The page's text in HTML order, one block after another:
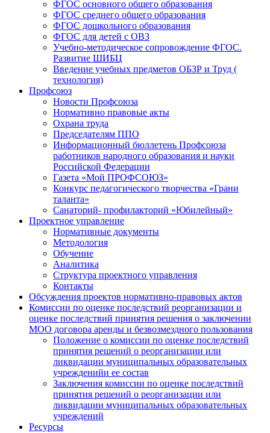
ФГОС основного общего образования
ФГОС среднего общего образования
ФГОС дошкольного образования
ФГОС для детей с ОВЗ
Учебно-методическое сопровождение ФГОС.
Развитие ШИБЦ
Введение учебных предметов ОБЗР и Труд (
технология)
Профсоюз
Новости Профсоюза
Нормативно правовые акты
Охрана труда
Председателям ППО
Информационный бюллетень Профсоюза
работников народного образования и науки
Российской Федерации
Газета «Мой ПРОФСОЮЗ»
Конкурс педагогического творчества «Грани
таланта»
Санаторий- профилакторий «Юбилейный»
Проектное управление
Нормативные документы
Методология
Обучение
Аналитика
Структура проектного управления
Контакты
Обсуждения проектов нормативно-правовых актов
Комиссии по оценке последствий реорганизации и
оценке последствий принятия решения о заключении
МОО договора аренды и безвозмездного пользования
Положение о комиссии по оценке последствий
принятия решений о реорганизации или
ликвидации муниципальных образовательных
учрежденийи ее состав
Заключения комиссии по оценке последствий
принятия решений о реорганизации или
ликвидации муниципальных образовательных
учреждений
Ресурсы